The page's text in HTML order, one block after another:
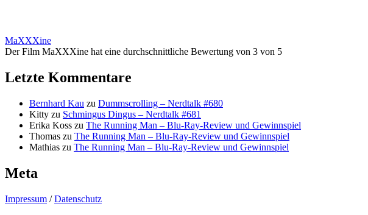
MaXXXine
Der Film MaXXXine hat eine durchschnittliche Bewertung von 3 von 5
Letzte Kommentare
Bernhard Kau zu Dummscrolling – Nerdtalk #680
Kitty zu Schmingus Dingus – Nerdtalk #681
Erika Koss zu The Running Man – Blu-Ray-Review und Gewinnspiel
Thomas zu The Running Man – Blu-Ray-Review und Gewinnspiel
Mathias zu The Running Man – Blu-Ray-Review und Gewinnspiel
Meta
Impressum /Datenschutz